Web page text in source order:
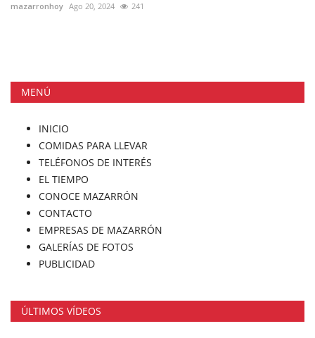
mazarronhoy Ago 20, 2024 241
MENÚ
INICIO
COMIDAS PARA LLEVAR
TELÉFONOS DE INTERÉS
EL TIEMPO
CONOCE MAZARRÓN
CONTACTO
EMPRESAS DE MAZARRÓN
GALERÍAS DE FOTOS
PUBLICIDAD
ÚLTIMOS VÍDEOS